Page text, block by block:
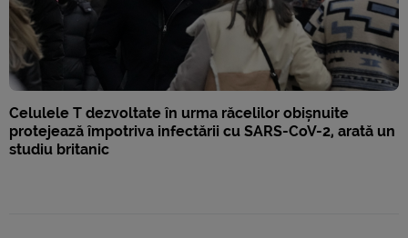
Celulele T dezvoltate în urma răcelilor obișnuite
protejează împotriva infectării cu SARS-CoV-2, arată un
studiu britanic